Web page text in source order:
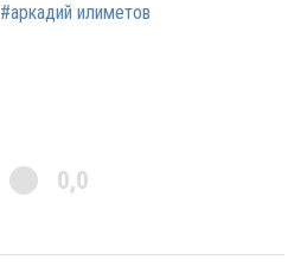
#аркадий илиметов
0,0